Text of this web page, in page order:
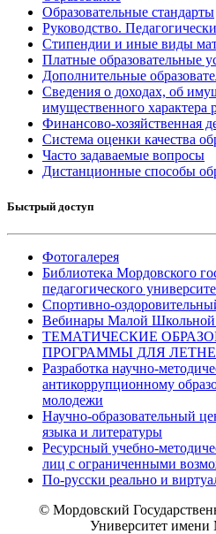
Образовательные стандарты
Руководство.
Стипендии и иные виды
Платные образовательные
Дополнительные
Сведения о доходах, об
имущественного характера
Финансово-хозяйственная
Система оценки качества
Часто задаваемые вопросы
Дистанционные способы
Быстрый доступ
Фотогалерея
Библиотека Мордовского
педагогического
Спортивно-
Вебинары Малой
ТЕМАТИЧЕСКИЕ
ПРОГРАММЫ ДЛЯ
Разработка научно-
антикоррупционному
молодежи
Научно-образовательный
языка и литературы
Ресурсный учебно-
лиц с ограниченными
По-русски реально и
© Мордовский
Университет имени